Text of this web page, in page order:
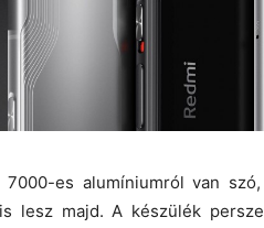
7000-es alumíniumról van
lesz majd. A készülék